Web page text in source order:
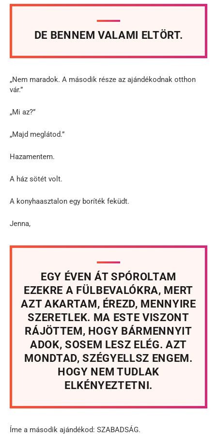
DE BENNEM VALAMI ELTÖRT.
„Nem maradok. A második része az ajándékodnak otthon
vár.”
„Mi az?”
„Majd meglátod.”
Hazamentem.
A ház sötét volt.
A konyhaasztalon egy boríték feküdt.
Jenna,
EGY ÉVEN ÁT SPÓROLTAM
EZEKRE A FÜLBEVALÓKRA, MERT
AZT AKARTAM, ÉREZD, MENNYIRE
SZERETLEK. MA ESTE VISZONT
RÁJÖTTEM, HOGY BÁRMENNYIT
ADOK, SOSEM LESZ ELÉG. AZT
MONDTAD, SZÉGYELLSZ ENGEM.
HOGY NEM TUDLAK
ELKÉNYEZTETNI.
Íme a második ajándékod: SZABADSÁG.